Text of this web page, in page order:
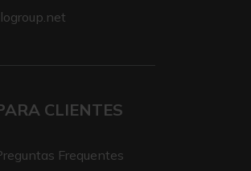
CLIENTES
Frequentes